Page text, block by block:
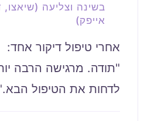
בשינה וצליעה (שיאצו,
אייפק)
"תודה. מרגישה הרבה
לדחות את הטיפול